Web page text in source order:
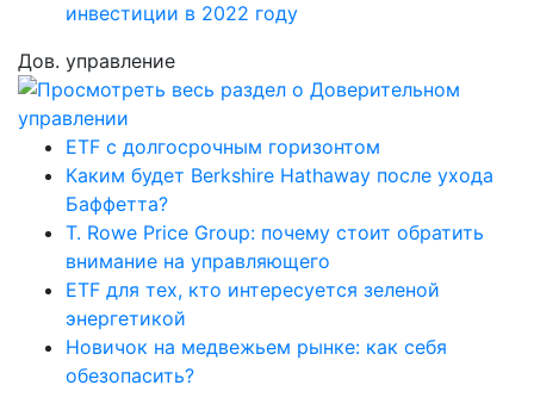
инвестиции в 2022 году
Дов. управление
ETF с долгосрочным горизонтом
Каким будет Berkshire Hathaway после ухода
Баффетта?
T. Rowe Price Group: почему стоит обратить
внимание на управляющего
ETF для тех, кто интересуется зеленой
энергетикой
Новичок на медвежьем рынке: как себя
обезопасить?